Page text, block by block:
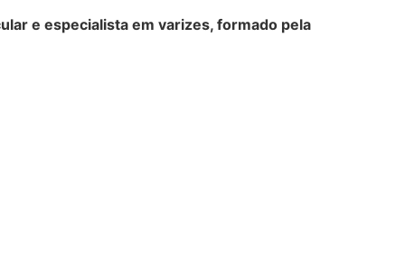
e especialista em varizes, formado pela